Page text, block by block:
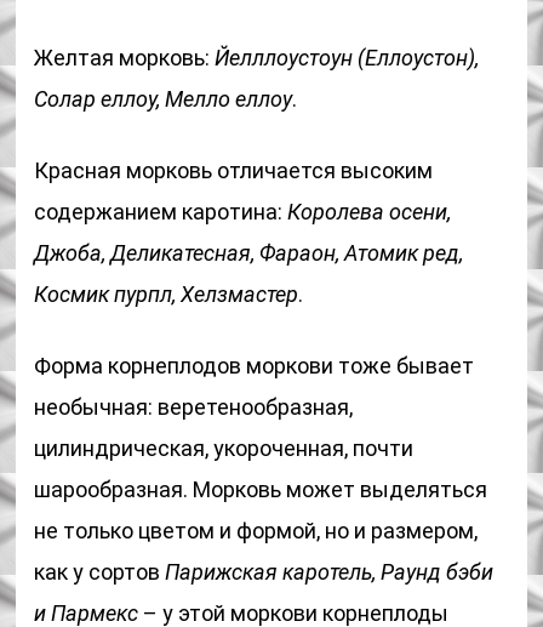
Желтая морковь:Йелллоустоун (Еллоустон),
Солар еллоу, Мелло еллоу.
Красная морковь отличается высоким
содержанием каротина:Королева осени,
Джоба, Деликатесная, Фараон, Атомик ред,
Космик пурпл, Хелзмастер.
Форма корнеплодов моркови тоже бывает
необычная: веретенообразная,
цилиндрическая, укороченная, почти
шарообразная. Морковь может выделяться
не только цветом и формой, но и размером,
как у сортовПарижская каротель, Раунд бэби
и Пармекс – у этой моркови корнеплоды